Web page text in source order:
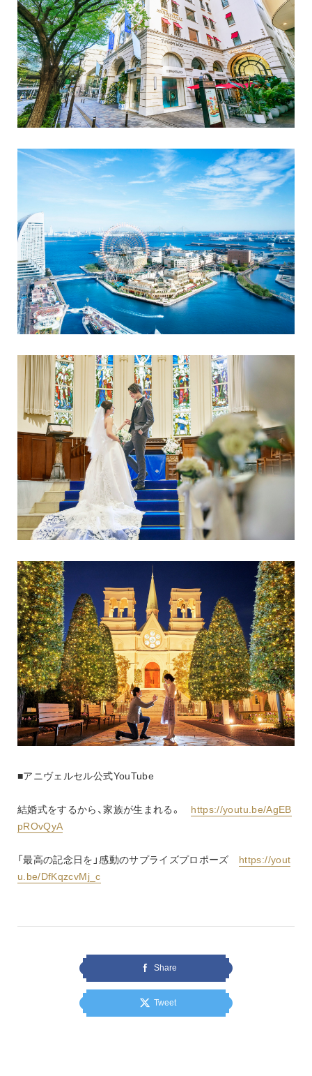
■アニヴェルセル公式YouTube
結婚式をするから、家族が生まれる。 https://youtu.be/AgEB
pROvQyA
「最高の記念日を」感動のサプライズプロポーズ https://yout
u.be/DfKqzcvMj_c
Share
Tweet